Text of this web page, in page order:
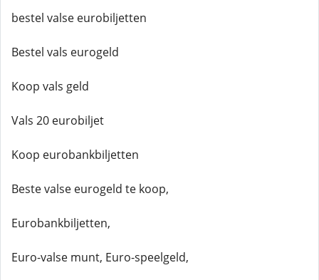
bestel valse eurobiljetten
Bestel vals eurogeld
Koop vals geld
Vals 20 eurobiljet
Koop eurobankbiljetten
Beste valse eurogeld te koop,
Eurobankbiljetten,
Euro-valse munt, Euro-speelgeld,